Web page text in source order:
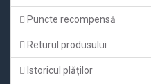
Puncte recompensă
Returul produsului
Istoricul plăților